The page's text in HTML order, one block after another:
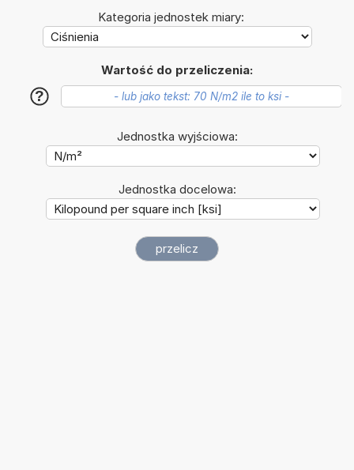
Kategoria jednostek miary:
Wartość do przeliczenia:
?
Jednostka wyjściowa:
Jednostka docelowa: